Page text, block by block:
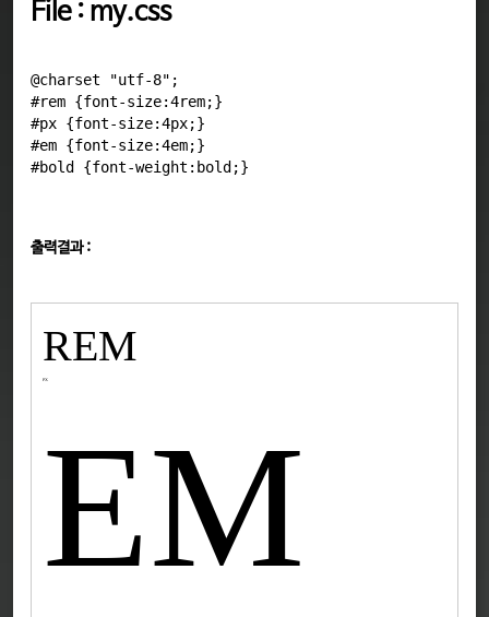
File : my.css
@charset "utf-8";
#rem {font-size:4rem;}
#px {font-size:4px;}
#em {font-size:4em;}
출력결과 :
REM
PX
EM